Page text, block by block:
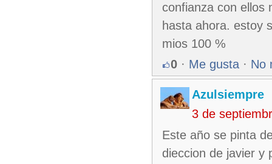
confianza con ellos
hasta ahora. estoy
mios 100 %
0 · Me gusta · No
Azulsiempre
3 de
Este año se pinta
dieccion de javier y